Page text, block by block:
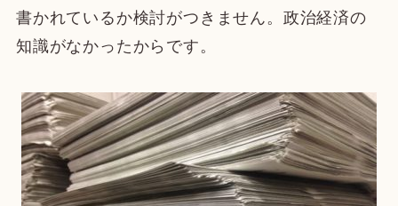
書かれているか検討がつきません。政治経済の
知識がなかったからです。